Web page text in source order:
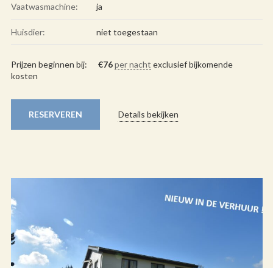
Vaatwasmachine: ja
Huisdier: niet toegestaan
Prijzen beginnen bij: €76 per nacht exclusief bijkomende
kosten
Details bekijken
RESERVEREN